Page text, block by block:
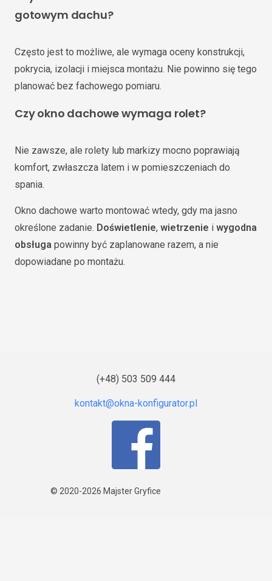
gotowym dachu?
Często jest to możliwe, ale wymaga oceny konstrukcji,
pokrycia, izolacji i miejsca montażu. Nie powinno się tego
planować bez fachowego pomiaru.
Czy okno dachowe wymaga rolet?
Nie zawsze, ale rolety lub markizy mocno poprawiają
komfort, zwłaszcza latem i w pomieszczeniach do
spania.
Okno dachowe warto montować wtedy, gdy ma jasno
określone zadanie. Doświetlenie, wietrzenie i wygodna
obsługa powinny być zaplanowane razem, a nie
dopowiadane po montażu.
(+48) 503 509 444
© 2020-2026 Majster Gryfice